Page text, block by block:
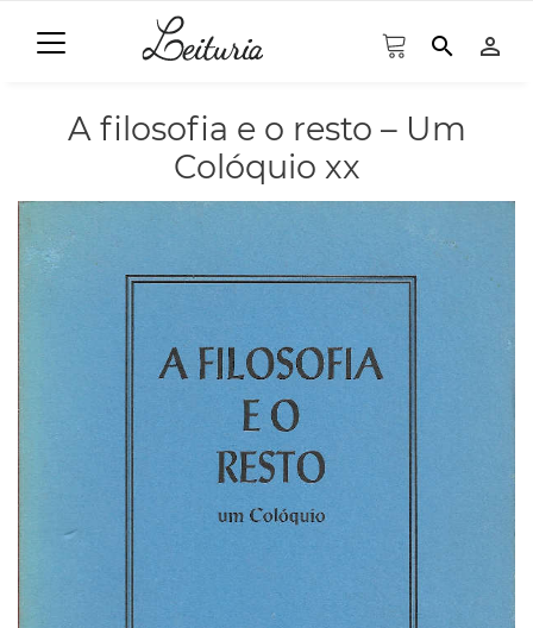
search person_outline
A filosofia e o resto – Um
Colóquio xx